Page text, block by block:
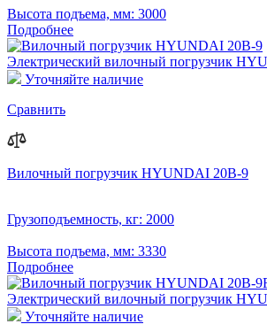
Высота подъема, мм: 3000
Подробнее
Электрический вилочный погрузчик
Уточняйте наличие
Сравнить
Вилочный погрузчик HYUNDAI 20B-9
Грузоподъемность, кг: 2000
Высота подъема, мм: 3330
Подробнее
Электрический вилочный погрузчик
Уточняйте наличие